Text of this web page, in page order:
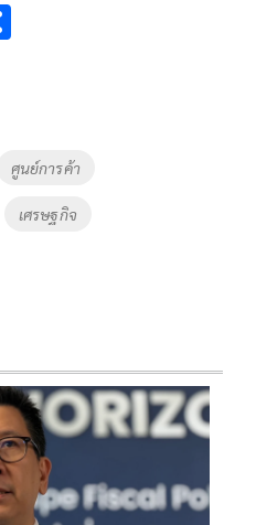
ศูนย์การค้า
เศรษฐกิจ